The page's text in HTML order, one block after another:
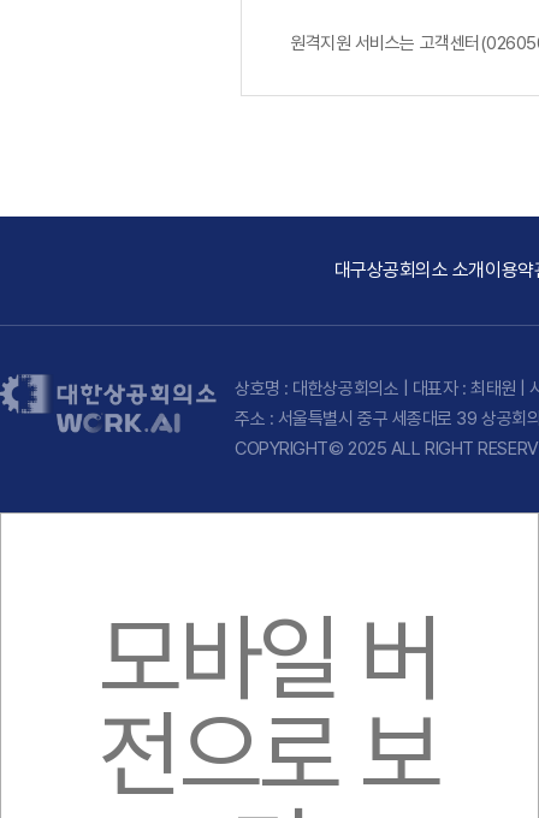
원격지원 서비스는 고객센터
대구상공회의소 소개이용약
상호명 : 대한상공회의소 | 대표자 : 최태원
주소 : 서울특별시 중구 세종대로 39 상공
COPYRIGHT© 2025 ALL RIGHT
모바일 버
전으로 보